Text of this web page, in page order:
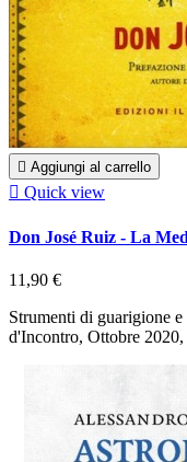
 Aggiungi al carrello
 Quick view
Don José Ruiz - La
11,90 €
Strumenti di guarigione
d'Incontro, Ottobre